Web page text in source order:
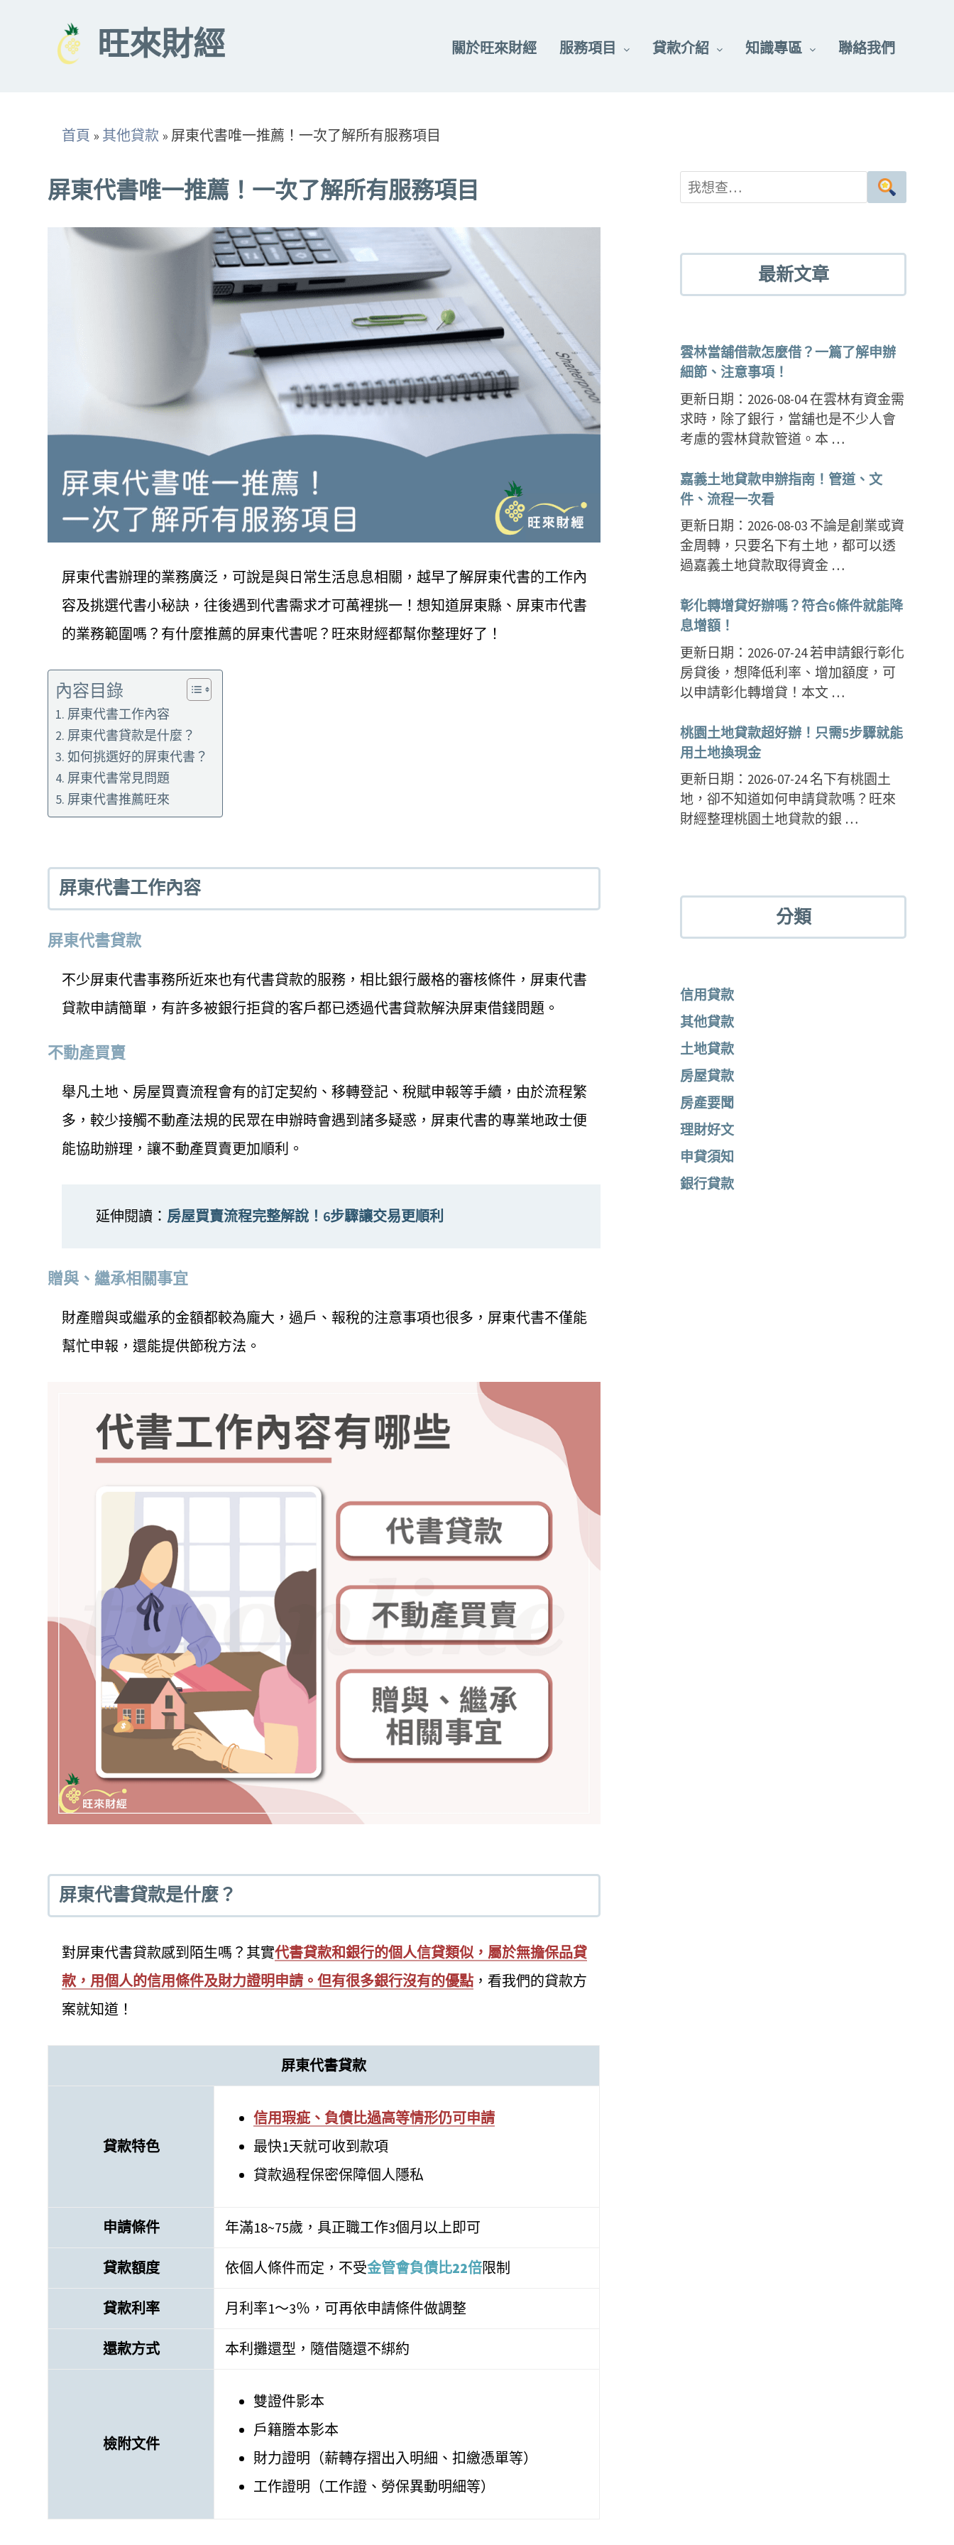
旺來財經 關於旺來財經 服務項目 貸款介紹 知識專區 聯絡我們
首頁 » 其他貸款 » 屏東代書唯一推薦！一次了解所有服務項目
屏東代書唯一推薦！一次了解所有服務項目
屏東代書辦理的業務廣泛，可說是與日常生活息息相關，越早了解屏東代書的工作內
容及挑選代書小秘訣，往後遇到代書需求才可萬裡挑一！想知道屏東縣、屏東市代書
的業務範圍嗎？有什麼推薦的屏東代書呢？旺來財經都幫你整理好了！
內容目錄
屏東代書工作內容
屏東代書貸款是什麼？
如何挑選好的屏東代書？
屏東代書常見問題
屏東代書推薦旺來
屏東代書工作內容
屏東代書貸款
不少屏東代書事務所近來也有代書貸款的服務，相比銀行嚴格的審核條件，屏東代書
貸款申請簡單，有許多被銀行拒貸的客戶都已透過代書貸款解決屏東借錢問題。
不動產買賣
舉凡土地、房屋買賣流程會有的訂定契約、移轉登記、稅賦申報等手續，由於流程繁
多，較少接觸不動產法規的民眾在申辦時會遇到諸多疑惑，屏東代書的專業地政士便
能協助辦理，讓不動產買賣更加順利。
延伸閱讀： 房屋買賣流程完整解說！6步驟讓交易更順利
贈與、繼承相關事宜
財產贈與或繼承的金額都較為龐大，過戶、報稅的注意事項也很多，屏東代書不僅能
幫忙申報，還能提供節稅方法。
屏東代書貸款是什麼？
對屏東代書貸款感到陌生嗎？其實代書貸款和銀行的個人信貸類似，屬於無擔保品貸
款，用個人的信用條件及財力證明申請。但有很多銀行沒有的優點 ，看我們的貸款方
案就知道！
屏東代書貸款
貸款特色
信用瑕疵、負債比過高等情形仍可申請
最快1天就可收到款項
貸款過程保密保障個人隱私
申請條件 年滿18~75歲，具正職工作3個月以上即可
貸款額度 依個人條件而定，不受金管會負債比22倍限制
貸款利率 月利率1～3％，可再依申請條件做調整
還款方式 本利攤還型，隨借隨還不綁約
檢附文件
雙證件影本
戶籍謄本影本
財力證明（薪轉存摺出入明細、扣繳憑單等）
工作證明（工作證、勞保異動明細等）
最新文章
雲林當舖借款怎麼借？一篇了解申辦
細節、注意事項！
更新日期：2026-08-04 在雲林有資金需
求時，除了銀行，當舖也是不少人會
考慮的雲林貸款管道。本 …
嘉義土地貸款申辦指南！管道、文
件、流程一次看
更新日期：2026-08-03 不論是創業或資
金周轉，只要名下有土地，都可以透
過嘉義土地貸款取得資金 …
彰化轉增貸好辦嗎？符合6條件就能降
息增額！
更新日期：2026-07-24 若申請銀行彰化
房貸後，想降低利率、增加額度，可
以申請彰化轉增貸！本文 …
桃園土地貸款超好辦！只需5步驟就能
用土地換現金
更新日期：2026-07-24 名下有桃園土
地，卻不知道如何申請貸款嗎？旺來
財經整理桃園土地貸款的銀 …
分類
信用貸款
其他貸款
土地貸款
房屋貸款
房產要聞
理財好文
申貸須知
銀行貸款